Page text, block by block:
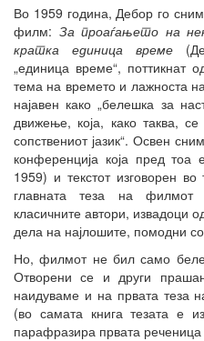
Во 1959 година, Дебор го
филм: За проаѓањето на
кратка единица време
„единица време“, поттикнат
тема на времето и лажноста
најавен како „белешка за
движење, која, како таква,
сопствениот јазик“. Освен
конференција која пред
1959) и текстот изговорен во
главната теза на
класичните автори, извадоци
дела на најлошите, помодни
Но, филмот не бил само
Отворени се и други
наидуваме и на првата теза
(во самата книга тезата е
парафразира првата